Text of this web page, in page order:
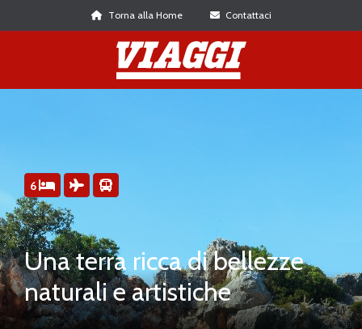
Torna alla Home Contattaci
6
Una terra ricca di bellezze
naturali e artistiche